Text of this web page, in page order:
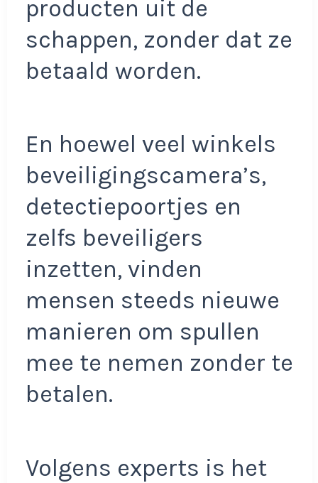
producten uit de
schappen, zonder dat ze
betaald worden.
En hoewel veel winkels
beveiligingscamera’s,
detectiepoortjes en
zelfs beveiligers
inzetten, vinden
mensen steeds nieuwe
manieren om spullen
mee te nemen zonder te
betalen.
Volgens experts is het